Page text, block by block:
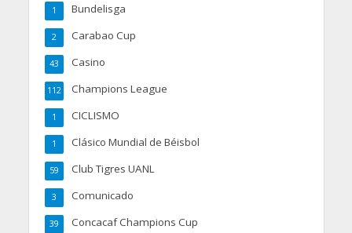
Bundelisga
1
Carabao Cup
2
Casino
43
Champions League
112
CICLISMO
1
Clásico Mundial de Béisbol
1
Club Tigres UANL
59
Comunicado
3
Concacaf Champions Cup
39